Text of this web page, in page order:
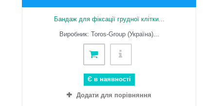
Бандаж для фіксації грудної клітки...
Виробник: Toros-Group (Україна)...
Є в наявності
Додати для порівняння